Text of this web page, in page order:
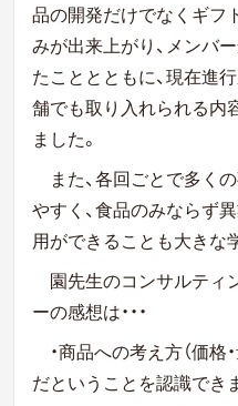
品の開発だけでなくギフ
みが出来上がり、メンバ
たこととともに、現在進
舗でも取り入れられる内
ました。
また、各回ごとで多く
やすく、食品のみならず
用ができることも大きな
園先生のコンサルティ
ーの感想は・・・
・商品への考え方（価格
だということを認識でき